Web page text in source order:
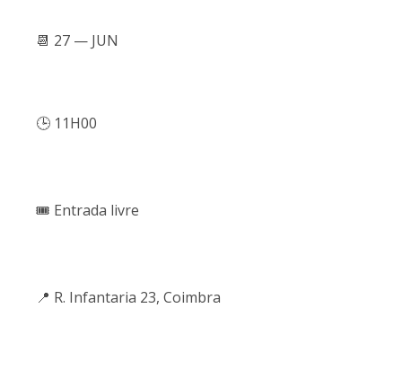
📆 27 — JUN
🕒 11H00
🎟 Entrada livre
📍 R. Infantaria 23, Coimbra